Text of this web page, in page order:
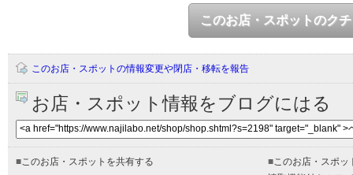
このお店・スポットのク
このお店・スポットの情報変更や閉店・移転を報告
お店・スポット情報をブログにはる
■ このお店・スポットを共有する ■ このお店・スポ